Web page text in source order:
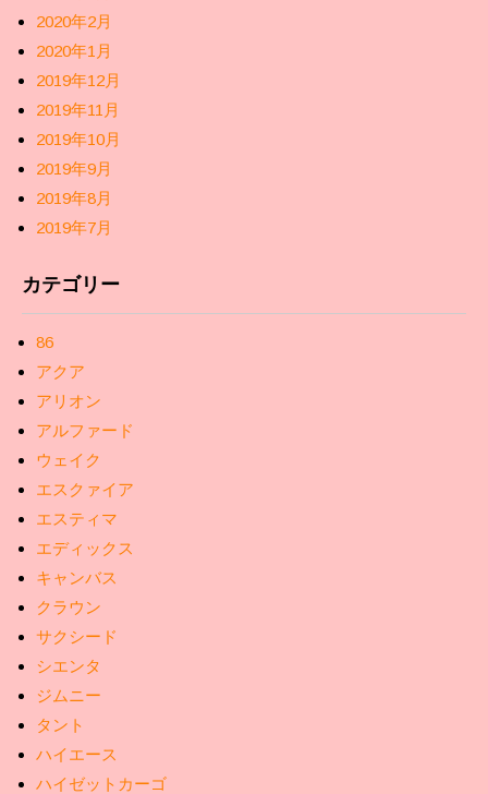
2020年2月
2020年1月
2019年12月
2019年11月
2019年10月
2019年9月
2019年8月
2019年7月
カテゴリー
86
アクア
アリオン
アルファード
ウェイク
エスクァイア
エスティマ
エディックス
キャンバス
クラウン
サクシード
シエンタ
ジムニー
タント
ハイエース
ハイゼットカーゴ